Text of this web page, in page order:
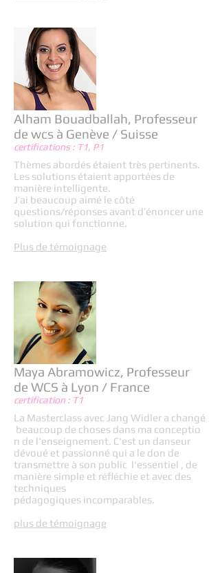
Alham Bouadballah, Professeur
de wcs à Genève / Suisse
certifications : T1, P1
Thèmes abordés étaient très pertinents.
Les solutions étaient apportées de
manière intelligente.
J’ai beaucoup aimé le côté
questions/réponses avant d’énoncer une
solution qui fonctionne.
Plus de témoignage
Maya Abramowicz, Professeur
de WCS à Lyon / France
certification : T1
La Masterclass avec Jang Widler a changé
beaucoup de choses dans ma conceptio
n de l'enseignement. C'est un danseur
dévoué et passionné qui a le don de
transmettre à son public l'essentiel , de
manière simple et réfléchie et avec des
techniques
pédagogiques incomparables.
plus de témoignage